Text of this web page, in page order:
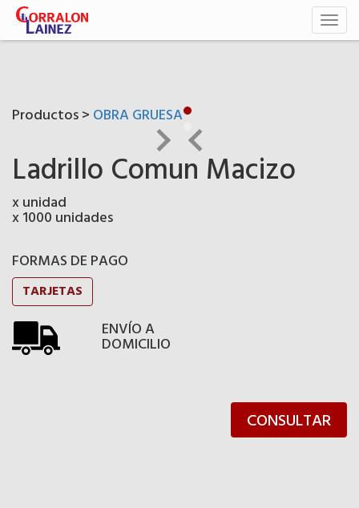
Productos > OBRA GRUESA
Ladrillo Comun Macizo
x unidad
x 1000 unidades
FORMAS DE PAGO
TARJETAS
ENVÍO A
DOMICILIO
CONSULTAR